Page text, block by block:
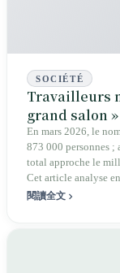
SOCIÉTÉ
Travailleurs
grand salon
survie au-
En mars 2026, le
873 000 personnes
total approche le
Cet article analyse
d'œuvre de quatre
閱讀全文